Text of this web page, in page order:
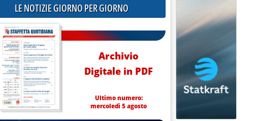
LE NOTIZIE GIORNO PER GIORNO
Archivio
Digitale in PDF
Ultimo numero:
mercoledì 5 agosto